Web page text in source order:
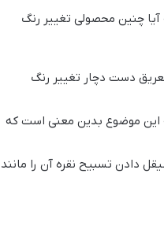
آیا چنین محصولی تغییر رنگ
دست دچار تغییر رنگ
این موضوع بدین معنی است که
دادن تسبیح نقره آن را مانند